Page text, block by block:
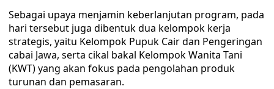
Sebagai upaya menjamin keberlanjutan program, pada
hari tersebut juga dibentuk dua kelompok kerja
strategis, yaitu Kelompok Pupuk Cair dan Pengeringan
cabai Jawa, serta cikal bakal Kelompok Wanita Tani
(KWT) yang akan fokus pada pengolahan produk
turunan dan pemasaran.